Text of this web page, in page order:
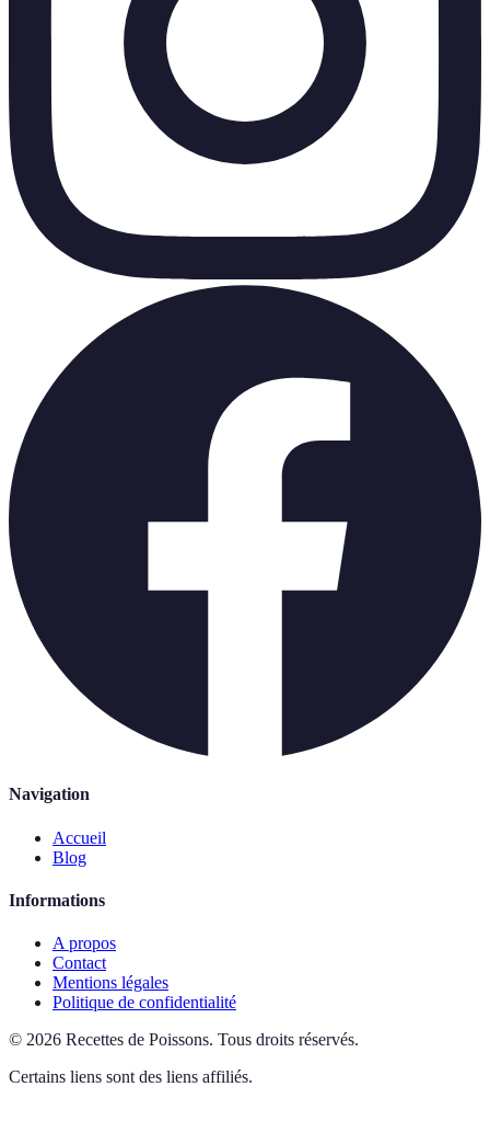
Navigation
Accueil
Blog
Informations
A propos
Contact
Mentions légales
Politique de confidentialité
© 2026 Recettes de Poissons. Tous droits réservés.
Certains liens sont des liens affiliés.